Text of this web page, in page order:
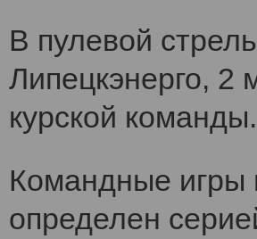
В пулевой
Липецкэнерго, 2
курской команды.
Командные игры
определен